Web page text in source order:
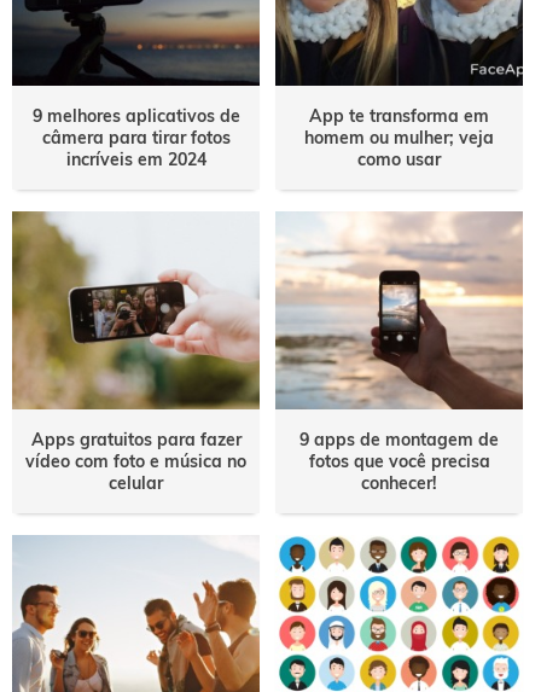
9 melhores aplicativos de
câmera para tirar fotos
incríveis em 2024
App te transforma em
homem ou mulher; veja
como usar
Apps gratuitos para fazer
vídeo com foto e música no
celular
9 apps de montagem de
fotos que você precisa
conhecer!